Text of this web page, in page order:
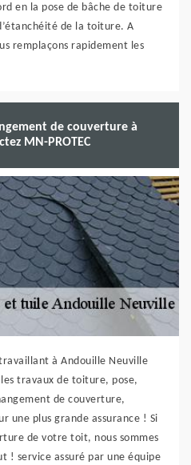
en la pose de bâche de toiture
de la toiture. A
remplaçons rapidement les
de couverture à
MN-PROTEC
à Andouille Neuville
travaux de toiture, pose,
de couverture,
une plus grande assurance ! Si
de votre toit, nous sommes
! service assuré par une équipe